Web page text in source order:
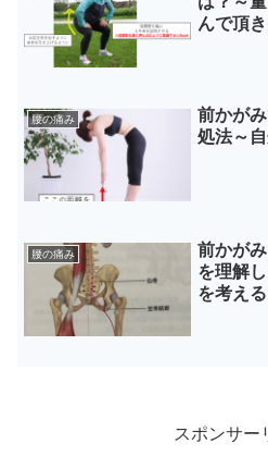
んで頂
腰の痛み
前かが
処法～
腰の痛み
前かが
を理解
を考え
スポンサー